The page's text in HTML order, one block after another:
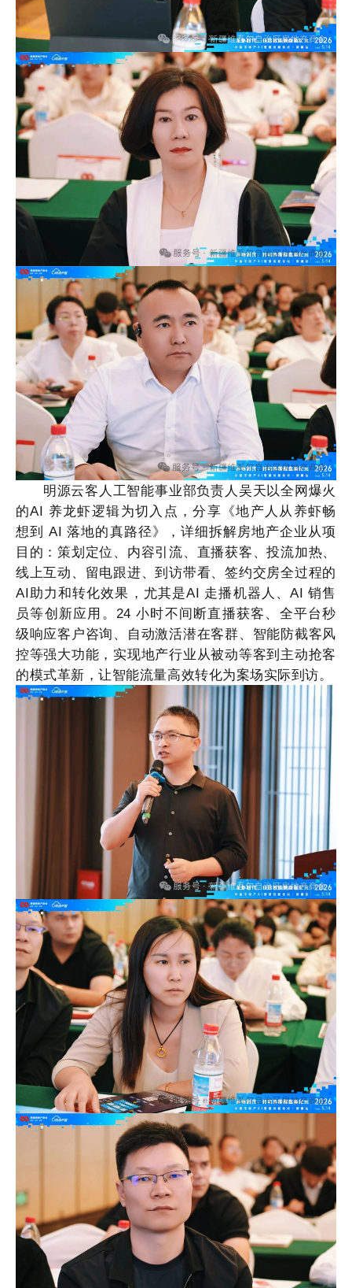
明源云客人工智能事业部负责人吴天以全网爆火
的AI 养龙虾逻辑为切入点，分享《地产人从养虾畅
想到 AI 落地的真路径》，详细拆解房地产企业从项
目的：策划定位、内容引流、直播获客、投流加热、
线上互动、留电跟进、到访带看、签约交房全过程的
AI助力和转化效果，尤其是AI 走播机器人、AI 销售
员等创新应用。24 小时不间断直播获客、全平台秒
级响应客户咨询、自动激活潜在客群、智能防截客风
控等强大功能，实现地产行业从被动等客到主动抢客
的模式革新，让智能流量高效转化为案场实际到访。